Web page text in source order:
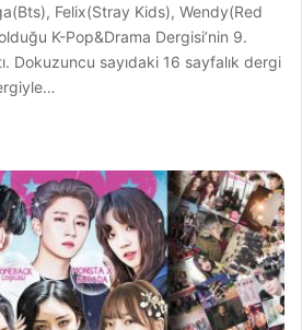
Felix(Stray Kids), Wendy(Red
K-Pop&Drama Dergisi’nin 9.
Dokuzuncu sayıdaki 16 sayfalık dergi